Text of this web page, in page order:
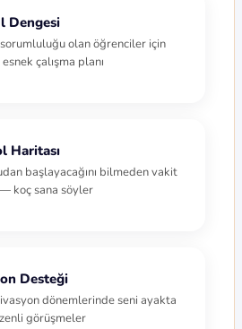
Dengesi
sorumluluğu olan öğrenciler için
çalışma planı
Haritası
başlayacağını bilmeden vakit
koç sana söyler
Desteği
dönemlerinde seni ayakta
görüşmeler